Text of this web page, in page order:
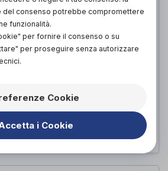
IN NEGOZIO DA
del consenso potrebbe compromettere
funzionalità.
per fornire il consenso o su
per proseguire senza autorizzare
Cookie
i Cookie